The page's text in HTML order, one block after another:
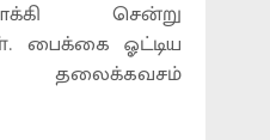
சென்று
பைக்கை ஓட்டிய
தலைக்கவசம்